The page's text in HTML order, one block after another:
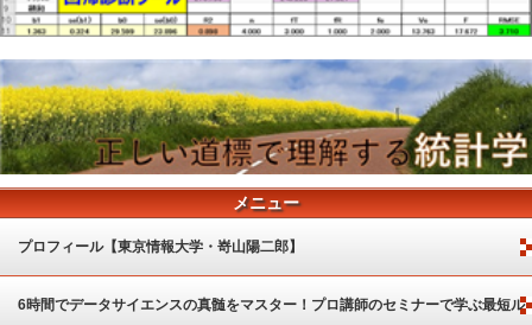
メニュー
プロフィール【東京情報大学・嵜山陽二郎】
6時間でデータサイエンスの真髄をマスター！プロ講師のセミナーで学ぶ最短ル